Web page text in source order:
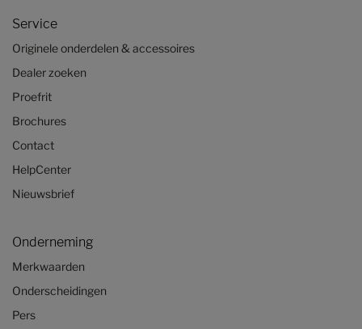
Service
Originele onderdelen & accessoires
Dealer zoeken
Proefrit
Brochures
Contact
HelpCenter
Nieuwsbrief
Onderneming
Merkwaarden
Onderscheidingen
Pers